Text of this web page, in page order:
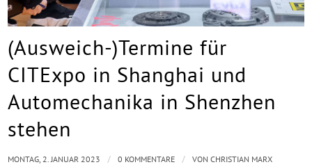
(Ausweich-)Termine für
CITExpo in Shanghai und
Automechanika in Shenzhen
stehen
MONTAG, 2. JANUAR 2023 / 0 KOMMENTARE / VONCHRISTIAN MARX